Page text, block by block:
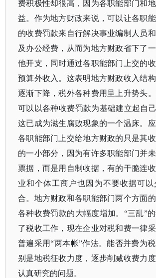
费积极性却很高，因为各职能部门和
益。作为地方财政来说，可以让各职
的收费罚款来自行解决事业编制人员
及办公经费，从而为地方财政省下了
他开支，同时通过各职能部门上交的
预算外收入。这表明地方财政收入结
逐渐下降，税外各种费用呈上升势头
可以以各种收费罚款为基础建立起自
这已成为滋生腐败现象的一个温床。应
各职能部门上交给地方财政的只是其
的一小部分，因为有许多职能部门并
票据，而是用自制收据，有的干脆连
业和个体工商户也因为不要收据可
合。地方财政和各职能部门两个方面
各种收费罚款的大幅度增加。“三乱”
了税收工作，现在企业对税和费一律采
普遍采用“两本帐”作法。能否并费为
别是地税征收力度，逐步削减收费力
认真研究的问题。